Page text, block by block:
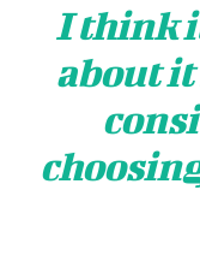
I think
about